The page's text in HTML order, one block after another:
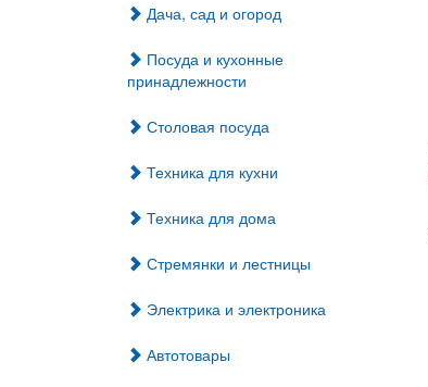
Дача, сад и огород
Посуда и кухонные
принадлежности
Столовая посуда
Техника для кухни
Техника для дома
Стремянки и лестницы
Электрика и электроника
Автотовары